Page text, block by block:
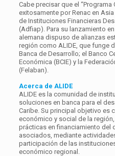
Cabe precisar que el “Programa
exitosamente por Renac en
de Instituciones Financieras
(Adfiap). Para su lanzamiento
alemana dispuso de alianzas
región como ALIDE, que funge
Banca de Desarrollo; el Banco
Económica (BCIE) y la
(Felaban).
Acerca de ALIDE
ALIDE es la comunidad de
soluciones en banca para el
Caribe. Su principal objetivo es
económico y social de la
prácticas en financiamiento del
asociados, mediante
participación de las
económico regional.